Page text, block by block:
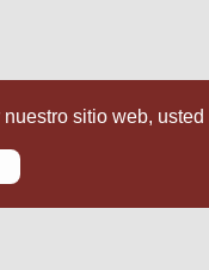
sitio web,